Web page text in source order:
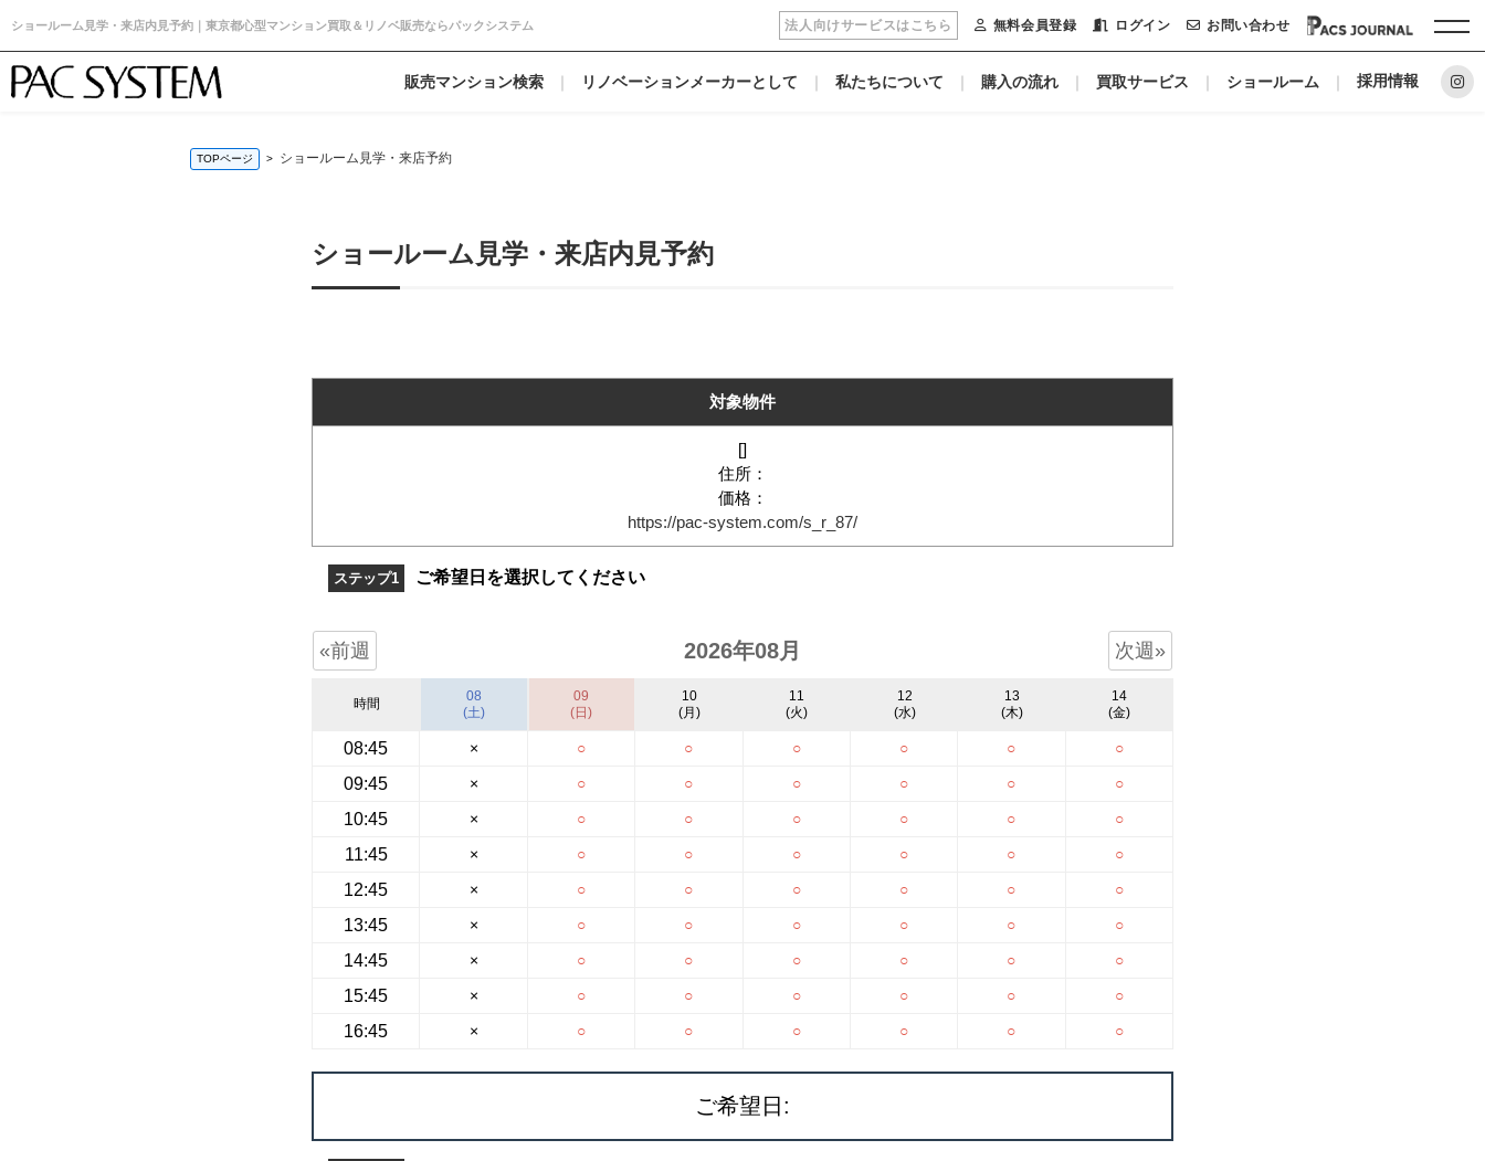
ショールーム見学・来店内見予約｜東京都心型マンション買取＆リノベ販売ならパックシステム 法人向けサービスはこちら 無料会員登録 ログイン お問い合わせ
販売マンション検索 リノベーションメーカーとして 私たちについて 購入の流れ 買取サービス ショールーム 採用情報
TOPページ ショールーム見学・来店予約
ショールーム見学・来店内見予約
対象物件
[]
住所：
価格：
https://pac-system.com/s_r_87/
ステップ1 ご希望日を選択してください
«前週 2026年08月 次週»
時間
08:45
09:45
10:45
11:45
12:45
13:45
14:45
15:45
16:45
08
(土)
×
×
×
×
×
×
×
×
×
09
(日)
○
○
○
○
○
○
○
○
○
10
(月)
○
○
○
○
○
○
○
○
○
11
(火)
○
○
○
○
○
○
○
○
○
12
(水)
○
○
○
○
○
○
○
○
○
13
(木)
○
○
○
○
○
○
○
○
○
14
(金)
○
○
○
○
○
○
○
○
○
ご希望日: